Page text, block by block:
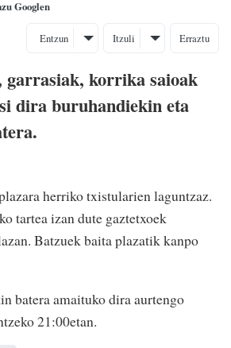
Googlen
Entzun Itzuli Erraztu
korrika saioak
dira buruhandiekin eta
herriko txistularien laguntzaz.
tartea izan dute gaztetxoek
Batzuek baita plazatik kanpo
batera amaituko dira aurtengo
21:00etan.